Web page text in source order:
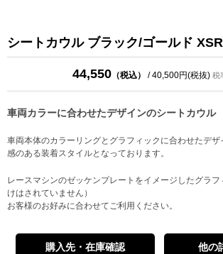
シートカウル ブラック/ゴールド
44,550 （税込） / 40,500円(税抜) 税
車両カラーに合わせたデザインのシートカウル
車両本体のカラーリングとグラフィックに合わせたデ
感のある装着スタイルとなっております。
レースマシンのゼッケンプレートをイメージしたグラ
けはされていません）
お客様のお好みに合わせてご利用ください。
購入先・在庫確認 他の